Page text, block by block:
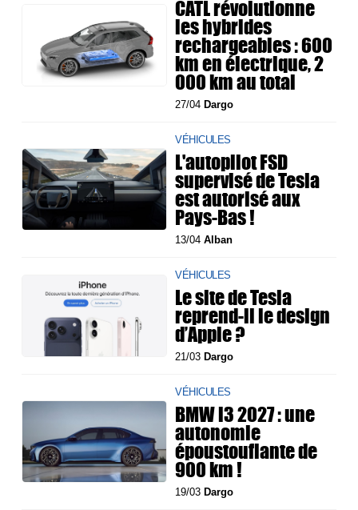
CATL révolutionne
les hybrides
rechargeables : 600
km en électrique, 2
000 km au total
27/04 Dargo
VÉHICULES
L'autopilot FSD
supervisé de Tesla
est autorisé aux
Pays-Bas !
13/04Alban
VÉHICULES
Le site de Tesla
reprend-il le design
d’Apple ?
21/03 Dargo
VÉHICULES
BMW i3 2027 : une
autonomie
époustouflante de
900 km !
19/03 Dargo